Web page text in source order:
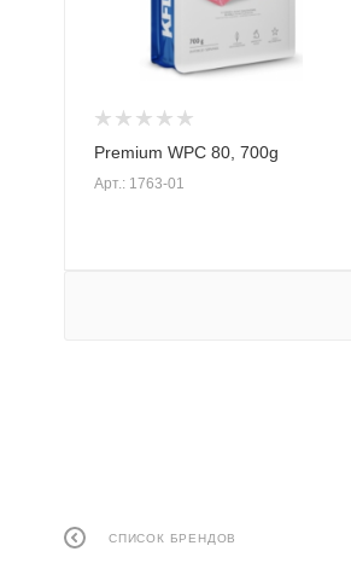
Premium WPC 80, 700g
Арт.: 1763-01
СПИСОК БРЕНДОВ